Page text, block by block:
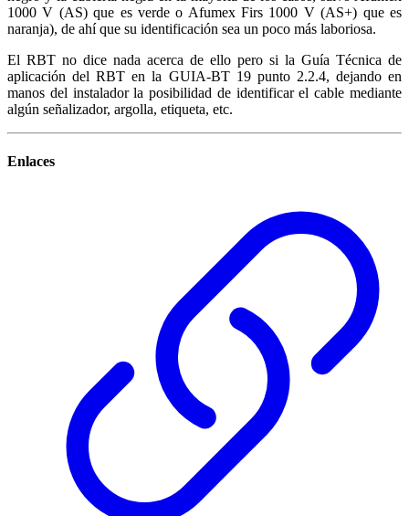
1000 V (AS) que es verde o Afumex Firs 1000 V (AS+) que es
naranja), de ahí que su identificación sea un poco más laboriosa.
El RBT no dice nada acerca de ello pero si la Guía Técnica de
aplicación del RBT en la GUIA-BT 19 punto 2.2.4, dejando en
manos del instalador la posibilidad de identificar el cable mediante
algún señalizador, argolla, etiqueta, etc.
Enlaces